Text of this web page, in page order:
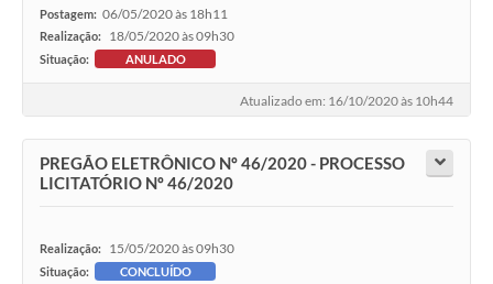
Postagem: 06/05/2020 às 18h11
Realização: 18/05/2020 às 09h30
Situação: ANULADO
Atualizado em: 16/10/2020 às 10h44
PREGÃO ELETRÔNICO Nº 46/2020 - PROCESSO
LICITATÓRIO Nº 46/2020
Realização: 15/05/2020 às 09h30
Situação: CONCLUÍDO